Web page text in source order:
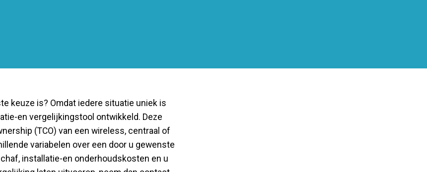
keuze is? Omdat iedere situatie uniek is
en vergelijkingstool ontwikkeld. Deze
(TCO) van een wireless, centraal of
variabelen over een door u gewenste
installatie-en onderhoudskosten en u